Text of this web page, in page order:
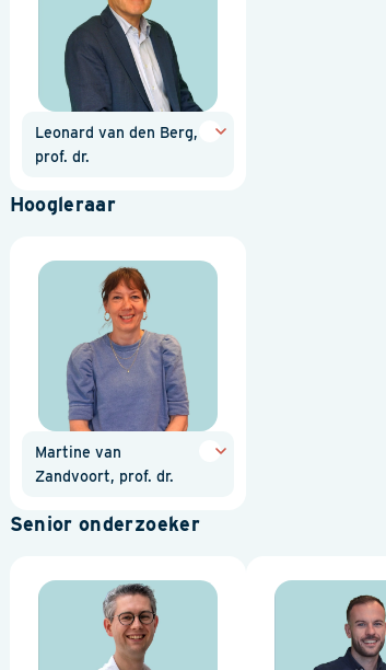
Leonard van den Berg,
prof. dr.
Hoogleraar
Martine van
Zandvoort, prof. dr.
Senior onderzoeker